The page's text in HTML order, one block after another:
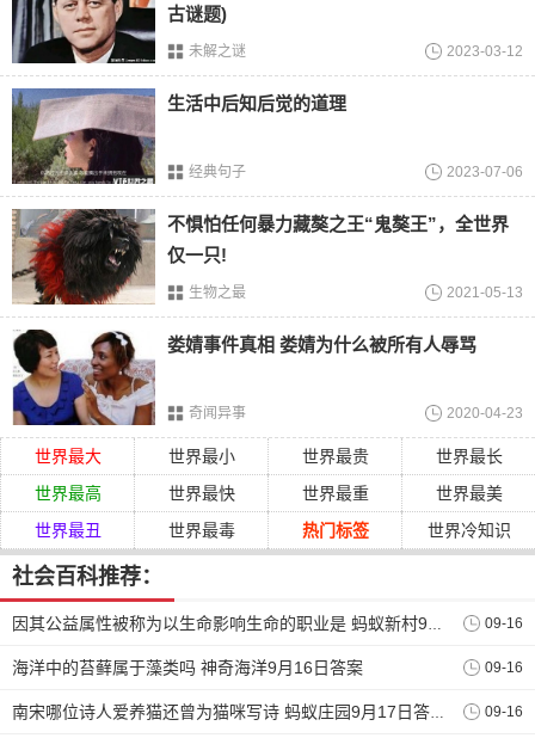
被爸爸妈妈发现了真的好吗?你有这个
势了?
有效，就是有点“废丁丁”
①. 丁丁增粗手术
该手术是从腹部或者臂不抽取一些脂肪液体，注射到丁丁里!
有研究表明，术后有些人的丁丁周长确实增加了 1.4～4 cm 不
等。
但是!手术就有手术的风险，比如丁丁因为肿块、疤痕等毁容
变形了……你肯定不希望自己掏出一个丑丁丁，被女朋友追
问起来，只能解释“是这样，我的丁丁去过一趟叙利亚……”
②. 丁丁延长手术
该手术并不是真正增长，而是将隐藏在体内的一部分丁丁暴
露出来，让他看起来更长了!划重点!只是看起来!
然而这种方式只是让放松状态的丁丁变长 1～2 cm，勃起的时
候并!没!有!变!化!而且因为韧带被切断了，丁丁的稳定性会变
差……
“什么嘛，说了半天，一个能打的都没有?”看到这里的你可能
有点小情绪了，难道通过后天努力就无法增大了吗?我该拿什
么拯救我的丁丁……
古谜题)
未解之谜 2023-03-12
生活中后知后觉的道理
经典句子 2023-07-06
不惧怕任何暴力藏獒之王“鬼獒王”，全世界
仅一只!
生物之最 2021-05-13
娄婧事件真相 娄婧为什么被所有人辱骂
奇闻异事 2020-04-23
世界最大 世界最小 世界最贵
世界最长
世界最高
世界最快 世界最重
世界最美
世界最丑
世界最毒 热门标签 世界冷知识
社会百科推荐：
因其公益属性被称为以生命影响生命的职业是 蚂蚁新村9月16日答案 09-16
海洋中的苔藓属于藻类吗 神奇海洋9月16日答案 09-16
南宋哪位诗人爱养猫还曾为猫咪写诗 蚂蚁庄园9月17日答案介绍 09-16